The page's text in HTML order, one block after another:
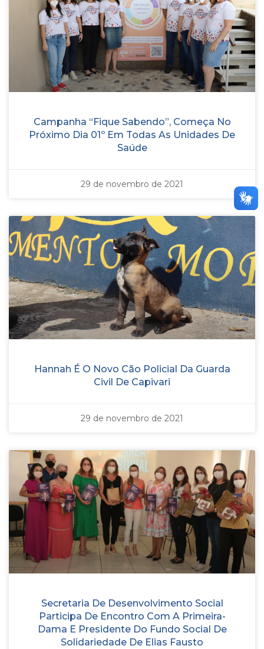
Campanha “Fique Sabendo”, Começa No
Próximo Dia 01º Em Todas As Unidades De
Saúde
29 de novembro de 2021
Hannah É O Novo Cão Policial Da Guarda
Civil De Capivari
29 de novembro de 2021
Secretaria De Desenvolvimento Social
Participa De Encontro Com A Primeira-
Dama E Presidente Do Fundo Social De
Solidariedade De Elias Fausto